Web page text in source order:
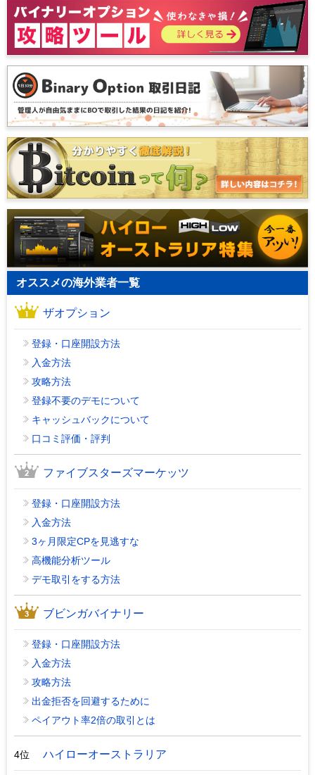
オススメの海外業者一覧
ザオプション
登録・口座開設方法
入金方法
攻略方法
登録不要のデモについて
キャッシュバックについて
口コミ評価・評判
ファイブスターズマーケッツ
登録・口座開設方法
入金方法
3ヶ月限定CPを見逃すな
高機能分析ツール
デモ取引をする方法
ブビンガバイナリー
登録・口座開設方法
入金方法
攻略方法
出金拒否を回避するために
ペイアウト率2倍の取引とは
4位 ハイローオーストラリア